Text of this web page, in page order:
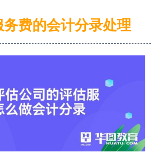
费的会计分录处理